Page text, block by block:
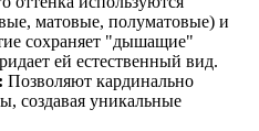
матовые, полуматовые) и
сохраняет "дышащие"
ей естественный вид.
Позволяют кардинально
создавая уникальные